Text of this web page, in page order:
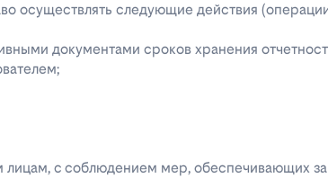
осуществлять следующие действия
документами сроков хранения
лицам, с соблюдением мер, обеспечивающих